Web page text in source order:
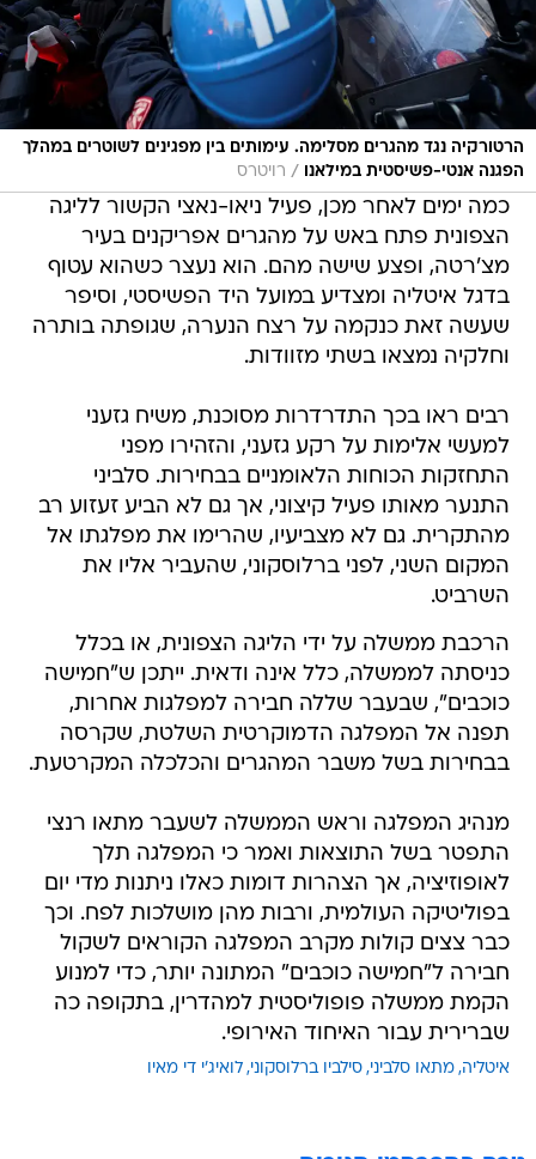
הרטורקיה נגד מהגרים מסלימה. עימותים בין מפגינים לשוטרים במהלך
הפגנה אנטי-פשיסטית במילאנו
/ רויטרס
כמה ימים לאחר מכן, פעיל ניאו-נאצי הקשור לליגה
הצפונית פתח באש על מהגרים אפריקנים בעיר
מצ'רטה, ופצע שישה מהם. הוא נעצר כשהוא עטוף
בדגל איטליה ומצדיע במועל היד הפשיסטי, וסיפר
שעשה זאת כנקמה על רצח הנערה, שגופתה בותרה
וחלקיה נמצאו בשתי מזוודות.
רבים ראו בכך התדרדרות מסוכנת, משיח גזעני
למעשי אלימות על רקע גזעני, והזהירו מפני
התחזקות הכוחות הלאומניים בבחירות. סלביני
התנער מאותו פעיל קיצוני, אך גם לא הביע זעזוע רב
מהתקרית. גם לא מצביעיו, שהרימו את מפלגתו אל
המקום השני, לפני ברלוסקוני, שהעביר אליו את
השרביט.
הרכבת ממשלה על ידי הליגה הצפונית, או בכלל
כניסתה לממשלה, כלל אינה ודאית. ייתכן ש"חמישה
כוכבים", שבעבר שללה חבירה למפלגות אחרות,
תפנה אל המפלגה הדמוקרטית השלטת, שקרסה
בבחירות בשל משבר המהגרים והכלכלה המקרטעת.
מנהיג המפלגה וראש הממשלה לשעבר מתאו רנצי
התפטר בשל התוצאות ואמר כי המפלגה תלך
לאופוזיציה, אך הצהרות דומות כאלו ניתנות מדי יום
בפוליטיקה העולמית, ורבות מהן מושלכות לפח. וכך
כבר צצים קולות מקרב המפלגה הקוראים לשקול
חבירה ל"חמישה כוכבים" המתונה יותר, כדי למנוע
הקמת ממשלה פופוליסטית למהדרין, בתקופה כה
שברירית עבור האיחוד האירופי.
איטליה מתאו סלביני סילביו ברלוסקוני לואיג'י די מאיו